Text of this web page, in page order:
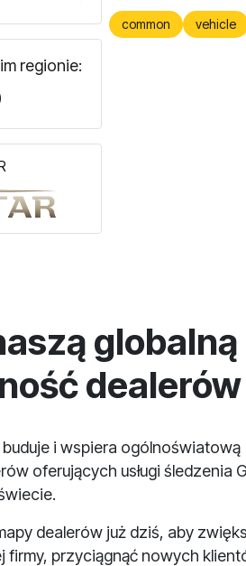
regionie:
common vehicle
globalną
dealerów
buduje i wspiera ogólnoświatową
oferujących usługi śledzenia
dealerów już dziś, aby
przyciągnąć nowych